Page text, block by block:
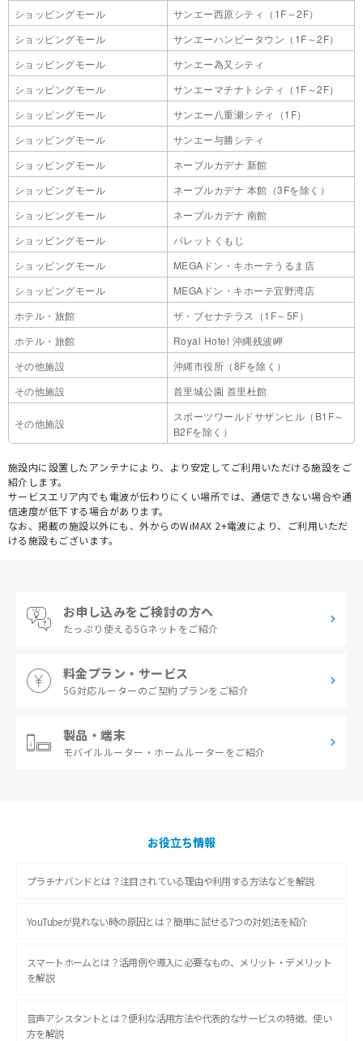
ショッピングモール
サンエー西原シティ（1F～2F）
ショッピングモール
サンエーハンビータウン（1F～2F）
ショッピングモール
サンエー為又シティ
ショッピングモール
サンエーマチナトシティ（1F～2F）
ショッピングモール
サンエー八重瀬シティ（1F）
ショッピングモール
サンエー与勝シティ
ショッピングモール
ネーブルカデナ 新館
ショッピングモール
ネーブルカデナ 本館（3Fを除く）
ショッピングモール
ネーブルカデナ 南館
ショッピングモール
パレットくもじ
ショッピングモール
MEGAドン・キホーテうるま店
ショッピングモール
MEGAドン・キホーテ宜野湾店
ホテル・旅館
ザ・ブセナテラス（1F～5F）
ホテル・旅館
Royal Hotel 沖縄残波岬
その他施設
沖縄市役所（8Fを除く）
その他施設
首里城公園 首里杜館
その他施設
スポーツワールドサザンヒル（B1F～
B2Fを除く）
施設内に設置したアンテナにより、より安定してご利用いただける施設をご
紹介します。
サービスエリア内でも電波が伝わりにくい場所では、通信できない場合や通
信速度が低下する場合があります。
なお、掲載の施設以外にも、外からのWiMAX 2+電波により、ご利用いただ
ける施設もございます。
お申し込みをご検討の方へ
たっぷり使える5Gネットをご紹介
料金プラン・サービス
5G対応ルーターのご契約プランをご紹介
製品・端末
モバイルルーター・ ホームルーターをご紹介
お役立ち情報
プラチナバンドとは？注目されている理由や利用する方法などを解説
YouTubeが見れない時の原因とは？簡単に試せる7つの対処法を紹介
スマートホームとは？活用例や導入に必要なもの、メリット・デメリット
を解説
音声アシスタントとは？便利な活用方法や代表的なサービスの特徴、使い
方を解説